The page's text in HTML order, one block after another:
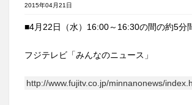
2015年04月21日
■4月 22日（水） 16:00～ 16:30の間の約5分
フジテレビ「みんなのニュース」
http://www.fujitv.co.jp/minnanonews/